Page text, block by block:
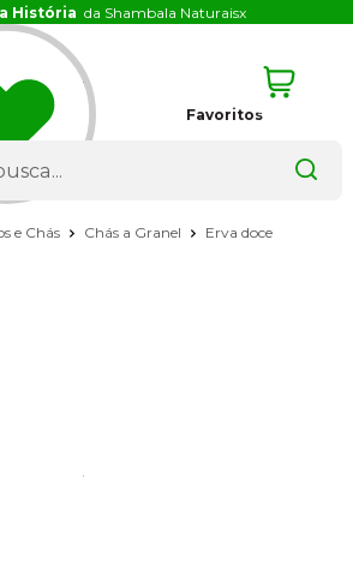
História da Shambala Naturaisx
Favoritos
e Chás Chás a Granel Erva doce